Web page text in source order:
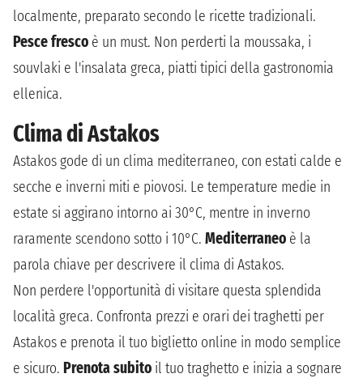
localmente, preparato secondo le ricette tradizionali.
Pesce fresco è un must. Non perderti la moussaka, i
souvlaki e l'insalata greca, piatti tipici della gastronomia
ellenica.
Clima di Astakos
Astakos gode di un clima mediterraneo, con estati calde e
secche e inverni miti e piovosi. Le temperature medie in
estate si aggirano intorno ai 30°C, mentre in inverno
raramente scendono sotto i 10°C. Mediterraneo è la
parola chiave per descrivere il clima di Astakos.
Non perdere l'opportunità di visitare questa splendida
località greca. Confronta prezzi e orari dei traghetti per
Astakos e prenota il tuo biglietto online in modo semplice
e sicuro. Prenota subito il tuo traghetto e inizia a sognare